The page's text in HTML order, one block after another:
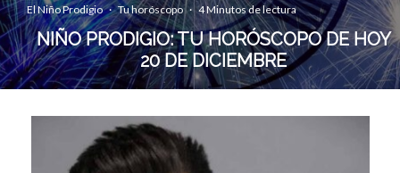
El Niño Prodigio · Tu horóscopo · 4 Minutos de lectura
NIÑO PRODIGIO: TU HORÓSCOPO DE HOY
20 DE DICIEMBRE